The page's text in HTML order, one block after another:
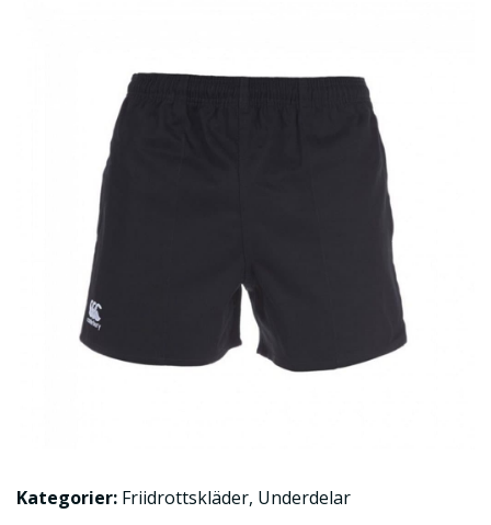
Kategorier: Friidrottskläder, Underdelar